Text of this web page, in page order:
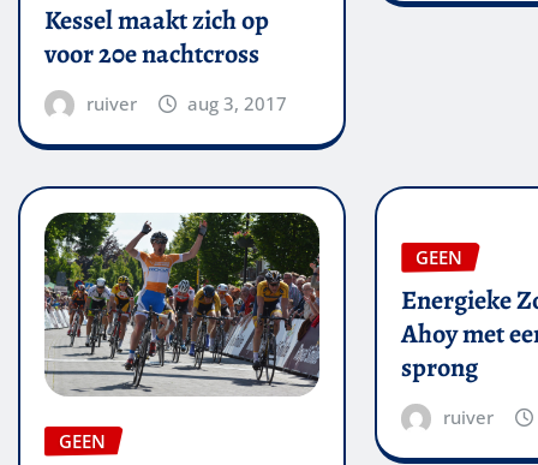
Kessel maakt zich op
voor 20e nachtcross
ruiver aug 3, 2017
GEEN
GEEN
Energieke
Ahoy met
sprong
ruiver